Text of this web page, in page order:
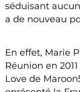
séduisant
a de nouveau
En effet, Marie
Réunion en
Love de